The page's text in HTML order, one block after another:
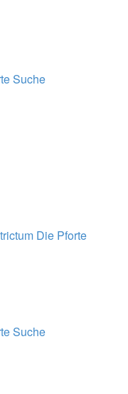
Suche
Die Pforte
Suche